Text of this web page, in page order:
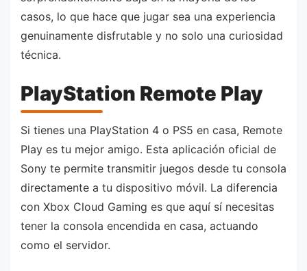
casos, lo que hace que jugar sea una experiencia
genuinamente disfrutable y no solo una curiosidad
técnica.
PlayStation Remote Play
Si tienes una PlayStation 4 o PS5 en casa, Remote
Play es tu mejor amigo. Esta aplicación oficial de
Sony te permite transmitir juegos desde tu consola
directamente a tu dispositivo móvil. La diferencia
con Xbox Cloud Gaming es que aquí sí necesitas
tener la consola encendida en casa, actuando
como el servidor.